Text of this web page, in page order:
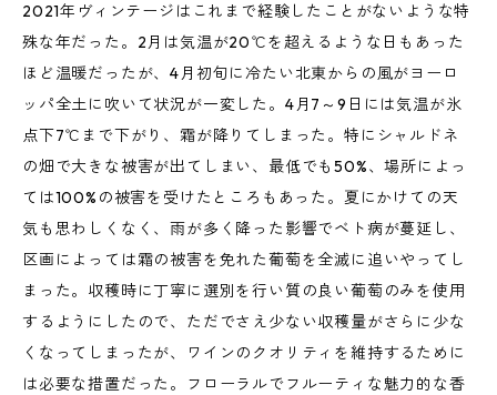
2021年ヴィンテージはこれまで経験したことがないような特
殊な年だった。2月は気温が20℃を超えるような日もあった
ほど温暖だったが、4月初旬に冷たい北東からの風がヨーロ
ッパ全土に吹いて状況が一変した。4月7～9日には気温が氷
点下7℃まで下がり、霜が降りてしまった。特にシャルドネ
の畑で大きな被害が出てしまい、最低でも50%、場所によっ
ては100%の被害を受けたところもあった。夏にかけての天
気も思わしくなく、雨が多く降った影響でベト病が蔓延し、
区画によっては霜の被害を免れた葡萄を全滅に追いやってし
まった。収穫時に丁寧に選別を行い質の良い葡萄のみを使用
するようにしたので、ただでさえ少ない収穫量がさらに少な
くなってしまったが、ワインのクオリティを維持するために
は必要な措置だった。フローラルでフルーティな魅力的な香